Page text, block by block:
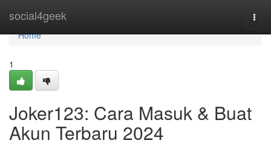
social4geek
Home
Home
1
Joker123: Cara Masuk & Buat
Akun Terbaru 2024